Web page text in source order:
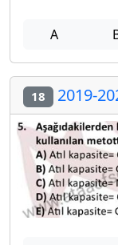
A
18 2019-